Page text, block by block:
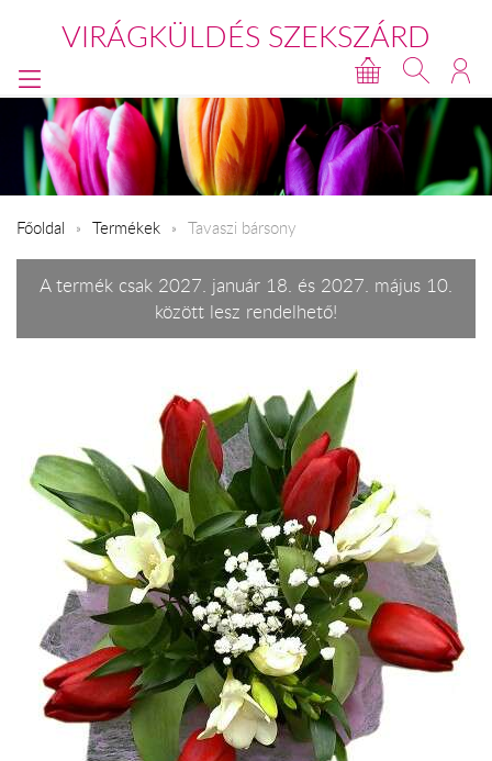
VIRÁGKÜLDÉS SZEKSZÁRD
Főoldal Termékek Tavaszi bársony
A termék csak 2027. január 18. és 2027. május 10.
között lesz rendelhető!